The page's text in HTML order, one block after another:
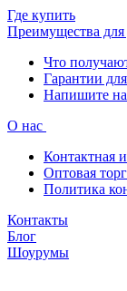
Где купить
Преимущества для
Что
Гарантии
Напишите
О нас
Контактная
Оптовая
Политика
Контакты
Блог
Шоурумы